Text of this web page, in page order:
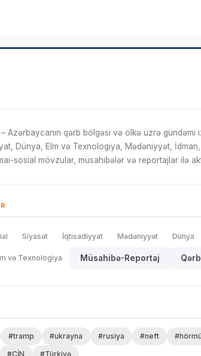
– Azərbaycanın qərb bölgəsi və ölkə üzrə gündəmi
Dünya, Elm və Texnologiya, Mədəniyyət,
sosial mövzular, müsahibələr və reportajlar ilə
Siyasət İqtisadiyyat Mədəniyyət Dünya
və Texnologiya Müsahibə-Reportaj
#tramp #ukrayna #rusiya #neft
#ÇİN #Türkiyə